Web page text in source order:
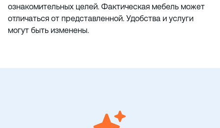
ознакомительных целей. Фактическая мебель может
отличаться от представленной. Удобства и услуги
могут быть изменены.